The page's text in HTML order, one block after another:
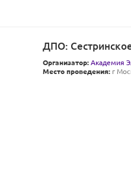
ДПО:
Организатор: Академия
Место проведения: г